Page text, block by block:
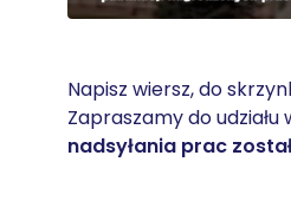
Napisz wiersz, do
Zapraszamy do
nadsyłania prac